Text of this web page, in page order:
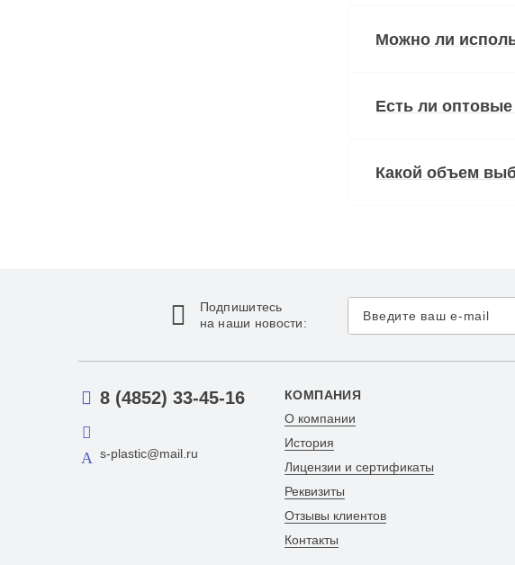
Можно ли
Есть ли оптовые
Какой объем
Подпишитесь
на наши новости:
8 (4852) 33-45-16
s-plastic@mail.ru
КОМПАНИЯ
О компании
История
Лицензии и сертификаты
Реквизиты
Отзывы клиентов
Контакты